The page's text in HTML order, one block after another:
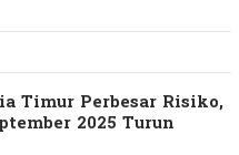
Timur Perbesar Risiko,
2025 Turun